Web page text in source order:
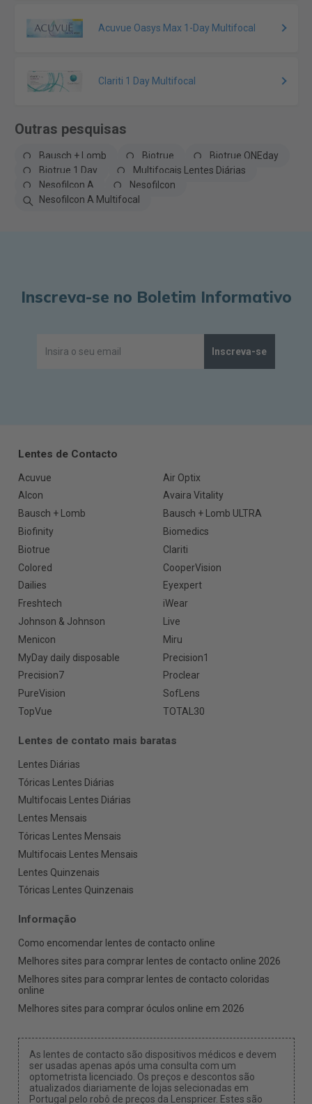
Acuvue Oasys Max 1-Day Multifocal
Clariti 1 Day Multifocal
Outras pesquisas
Bausch + Lomb Biotrue
Biotrue ONEday
Biotrue 1 Day
Multifocais Lentes Diárias
Nesofilcon A
Nesofilcon
Nesofilcon A Multifocal
Inscreva-se no Boletim Informativo
Inscreva-se
Lentes de Contacto
Acuvue
Air Optix
Alcon
Avaira Vitality
Bausch + Lomb
Bausch + Lomb ULTRA
Biofinity
Biomedics
Biotrue
Clariti
Colored
CooperVision
Dailies
Eyexpert
Freshtech
iWear
Johnson & Johnson
Live
Menicon
Miru
MyDay daily disposable
Precision1
Precision7
Proclear
PureVision
SofLens
TopVue
TOTAL30
Lentes de contato mais baratas
Lentes Diárias
Tóricas Lentes Diárias
Multifocais Lentes Diárias
Lentes Mensais
Tóricas Lentes Mensais
Multifocais Lentes Mensais
Lentes Quinzenais
Tóricas Lentes Quinzenais
Informação
Como encomendar lentes de contacto online
Melhores sites para comprar lentes de contacto online 2026
Melhores sites para comprar lentes de contacto coloridas
online
Melhores sites para comprar óculos online em 2026
As lentes de contacto são dispositivos médicos e devem
ser usadas apenas após uma consulta com um
optometrista licenciado. Os preços e descontos são
atualizados diariamente de lojas selecionadas em
Portugal pelo robô de preços da Lenspricer. Estes são